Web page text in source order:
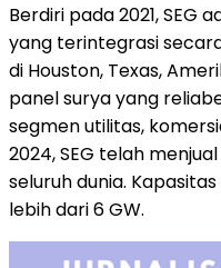
Berdiri pada 2021, SEG
yang terintegrasi
di Houston, Texas,
panel surya yang
segmen utilitas,
2024, SEG telah
seluruh dunia.
lebih dari 6 GW.